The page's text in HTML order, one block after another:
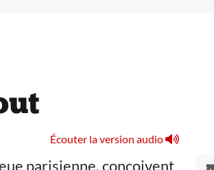
Écouter la version audio
parisienne, conçoivent